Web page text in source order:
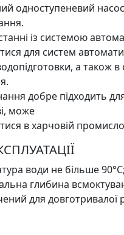
одноступеневий
із системою
для систем
а також
добре підходить
може
в харчовій
води не більше 90°C;
глибина
для довготривалої